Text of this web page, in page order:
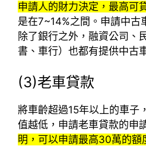
申請人的財力決定，最高可
是在7~14%之間。申請中古
除了銀行之外，融資公司、
書、車行）也都有提供中古
(3)老車貸款
將車齡超過15年以上的車子
值越低，申請老車貸款的申
明，可以申請最高30萬的額